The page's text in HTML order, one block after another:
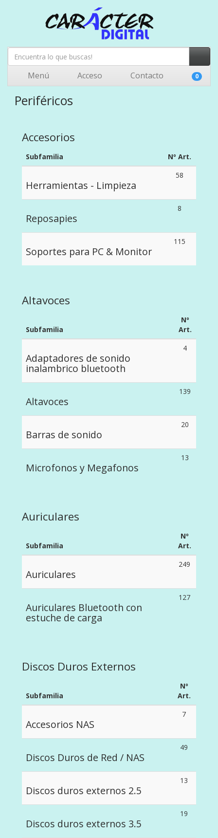
Menú Acceso Contacto 0
Periféricos
Accesorios
Subfamilia Nº Art.
Herramientas - Limpieza
58
Reposapies
8
Soportes para PC & Monitor
115
Altavoces
Subfamilia
Nº
Art.
Adaptadores de sonido
inalambrico bluetooth
4
Altavoces
139
Barras de sonido
20
Microfonos y Megafonos
13
Auriculares
Subfamilia
Nº
Art.
Auriculares
249
Auriculares Bluetooth con
estuche de carga
127
Discos Duros Externos
Subfamilia
Nº
Art.
Accesorios NAS
7
Discos Duros de Red / NAS
49
Discos duros externos 2.5
13
Discos duros externos 3.5
19